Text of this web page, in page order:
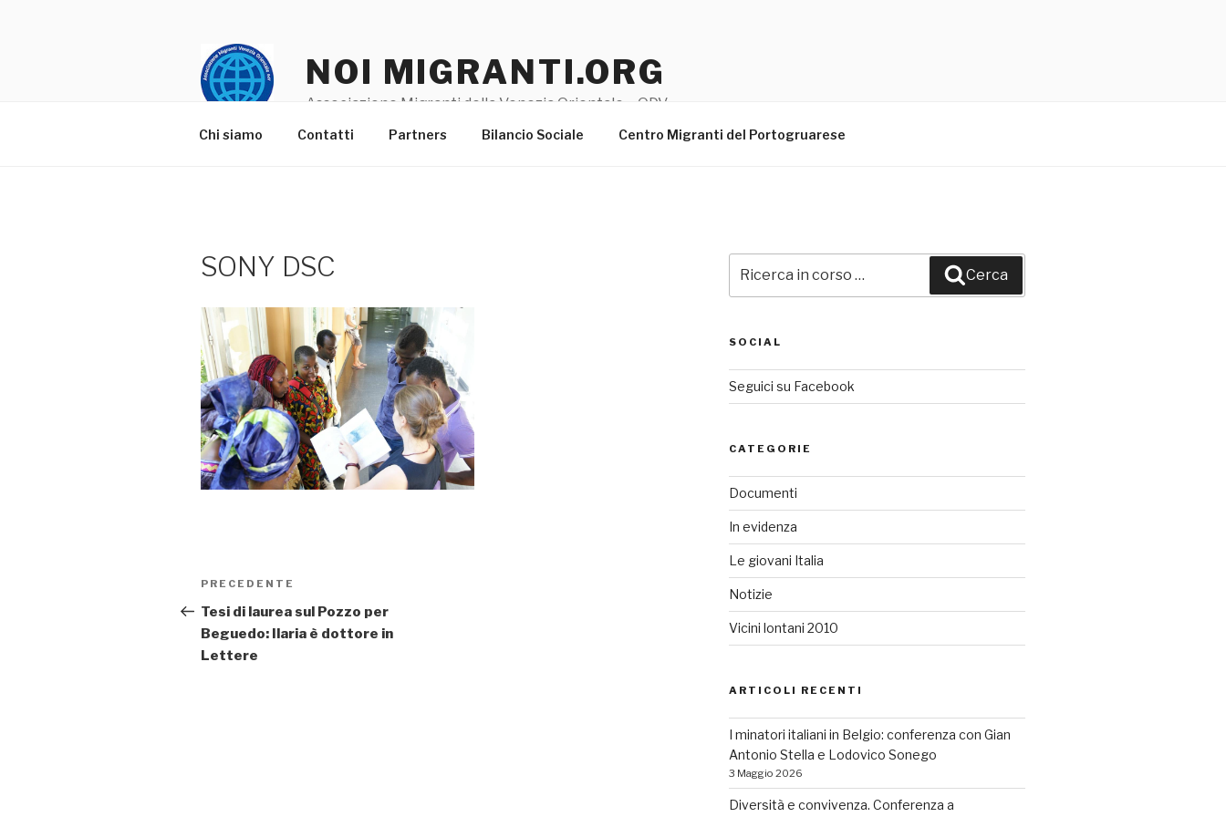
NOI MIGRANTI.ORG
Associazione Migranti della Venezia Orientale – ODV
Chi siamo Contatti Partners Bilancio Sociale Centro Migranti del Portogruarese
SONY DSC
Navigazione
articoli
Articolo
precedente:
PRECEDENTE
Tesi di laurea sul Pozzo per
Beguedo: Ilaria è dottore in
Lettere
Cerca
SOCIAL
Seguici su Facebook
CATEGORIE
Documenti
In evidenza
Le giovani Italia
Notizie
Vicini lontani 2010
ARTICOLI RECENTI
I minatori italiani in Belgio: conferenza con Gian
Antonio Stella e Lodovico Sonego
3 Maggio 2026
Diversità e convivenza. Conferenza a